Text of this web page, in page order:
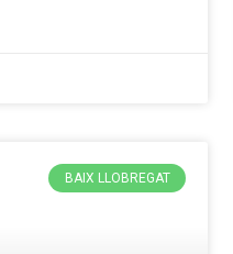
BAIX LLOBREGAT